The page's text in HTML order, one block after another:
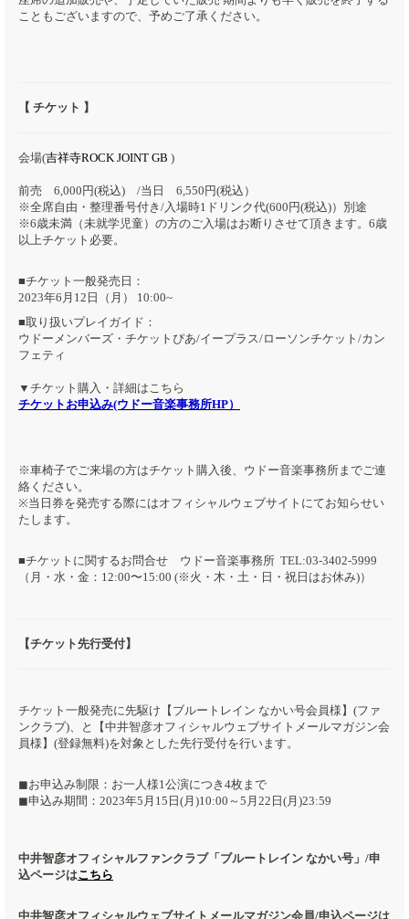
こともございますので、予めご了承ください。
【 チケット 】
会場(吉祥寺ROCK JOINT GB )
前売 6,000円(税込) /当日 6,550円(税込）
※全席自由・整理番号付き/入場時1ドリンク代(600円(税込)）別途
※6歳未満（未就学児童）の方のご入場はお断りさせて頂きます。6歳
以上チケット必要。
■チケット一般発売日：
2023年6月12日（月） 10:00~
■取り扱いプレイガイド：
ウドーメンバーズ・チケットぴあ/イープラス/ローソンチケット/カン
フェティ
▼チケット購入・詳細はこちら
チケットお申込み(ウドー音楽事務所HP）
※車椅子でご来場の方はチケット購入後、ウドー音楽事務所までご連
絡ください。
※当日券を発売する際にはオフィシャルウェブサイトにてお知らせい
たします。
■チケットに関するお問合せ ウドー音楽事務所 TEL:03-3402-5999
（月・水・金：12:00〜15:00 (※火・木・土・日・祝日はお休み)）
【チケット先行受付】
チケット一般発売に先駆け【ブルートレイン なかい号会員様】(ファ
ンクラブ)、と【中井智彦オフィシャルウェブサイトメールマガジン会
員様】(登録無料)を対象とした先行受付を行います。
◼︎お申込み制限：お一人様1公演につき4枚まで
◼︎申込み期間：2023年5月15日(月)10:00～5月22日(月)23:59
中井智彦オフィシャルファンクラブ「ブルートレイン なかい号」/申
込ページはこちら
中井智彦オフィシャルウェブサイトメールマガジン会員/申込ページは